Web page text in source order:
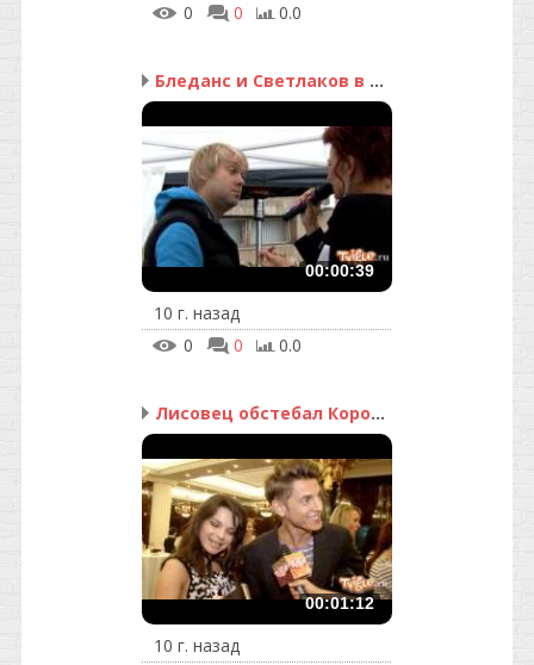
0
0 0.0
Бледанс и Светлаков в б...
00:00:39
10 г. назад
0
0 0.0
Лисовец обстебал Королеву
00:01:12
10 г. назад